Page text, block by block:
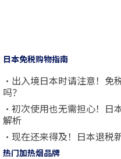
日本免税购物指南
・出入境日本时请注意！免
吗？
・初次使用也无需担心！
解析
・现在还来得及！日本退税
热门加热烟品牌